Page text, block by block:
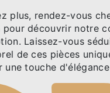
plus, rendez-vous
pour découvrir notre
Laissez-vous
de ces pièces
une touche